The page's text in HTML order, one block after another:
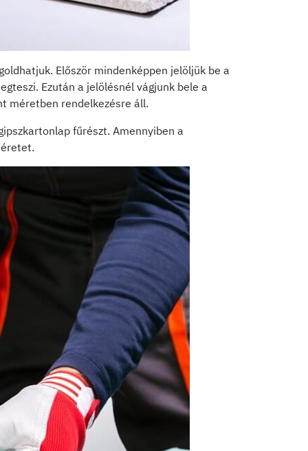
Először mindenképpen jelöljük be a
Ezután a jelölésnél vágjunk bele a
méretben rendelkezésre áll.
fűrészt. Amennyiben a